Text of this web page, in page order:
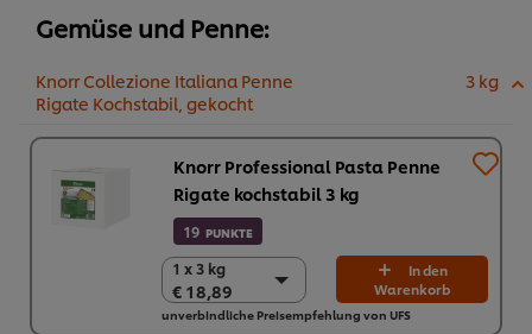
Gemüse und Penne:
Knorr Collezione Italiana Penne
Rigate Kochstabil, gekocht
3 kg
Knorr Professional Pasta Penne
Rigate kochstabil 3 kg
19 PUNKTE
1 x 3 kg
€ 18,89
1 x 3 kg
€ 18,89
4 x 3 kg
In den
Warenkorb
unverbindliche Preisempfehlung von UFS